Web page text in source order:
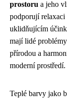
prostoru a jeho
podporují relaxaci
uklidňujícím
mají lidé
přírodou a
moderní prostředí.
Teplé barvy jako